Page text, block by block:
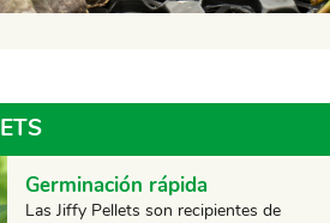
Germinación rápida
Las Jiffy Pellets son recipientes de